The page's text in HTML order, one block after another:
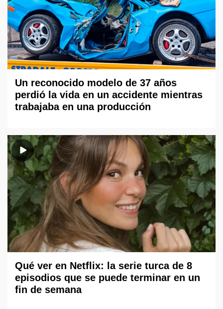
Un reconocido modelo de 37 años
perdió la vida en un accidente mientras
trabajaba en una producción
Qué ver en Netflix: la serie turca de 8
episodios que se puede terminar en un
fin de semana